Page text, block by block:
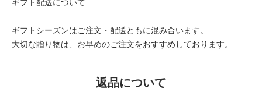
ギフト配送について
ギフトシーズンはご注文・配送ともに混み合います。
大切な贈り物は、お早めのご注文をおすすめしております。
返品について